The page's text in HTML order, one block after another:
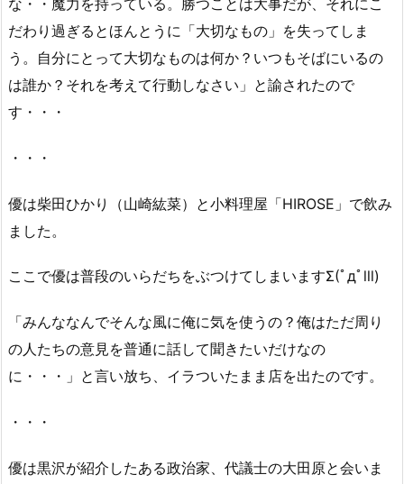
な・・魔力を持っている。勝つことは大事だが、それにこ
だわり過ぎるとほんとうに「大切なもの」を失ってしま
う。自分にとって大切なものは何か？いつもそばにいるの
は誰か？それを考えて行動しなさい」と諭されたので
す・・・
・・・
優は柴田ひかり（山崎紘菜）と小料理屋「HIROSE」で飲み
ました。
ここで優は普段のいらだちをぶつけてしまいますΣ(ﾟдﾟlll)
「みんななんでそんな風に俺に気を使うの？俺はただ周り
の人たちの意見を普通に話して聞きたいだけなの
に・・・」と言い放ち、イラついたまま店を出たのです。
・・・
優は黒沢が紹介したある政治家、代議士の大田原と会いま